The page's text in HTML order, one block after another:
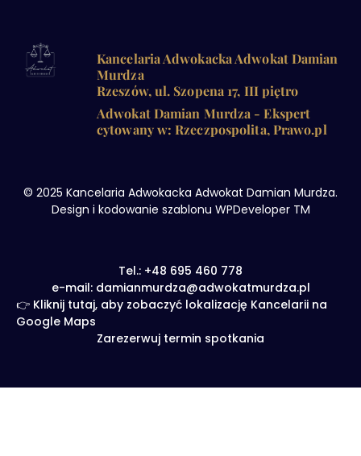
Kancelaria Adwokacka Adwokat Damian
Murdza
Rzeszów, ul. Szopena 17, III piętro
Adwokat Damian Murdza - Ekspert
cytowany w: Rzeczpospolita, Prawo.pl
© 2025 Kancelaria Adwokacka Adwokat Damian Murdza.
Design i kodowanie szablonu WPDeveloper TM
Tel.: +48 695 460 778
e-mail: damianmurdza@adwokatmurdza.pl
👉 Kliknij tutaj, aby zobaczyć lokalizację Kancelarii na
Google Maps
Zarezerwuj termin spotkania